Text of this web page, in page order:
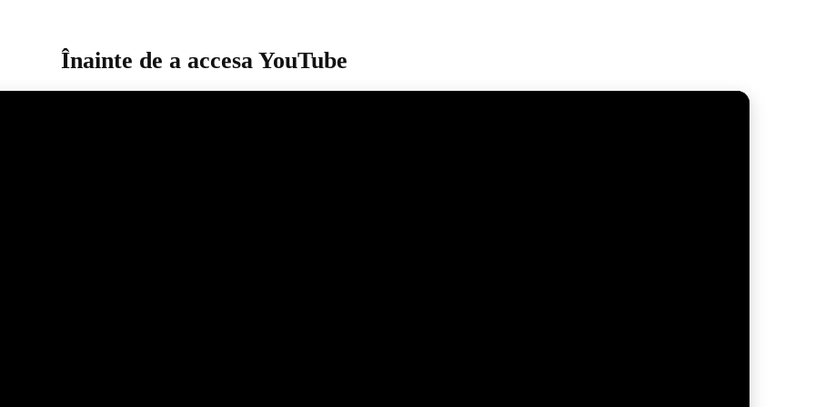
Înainte de a accesa YouTube